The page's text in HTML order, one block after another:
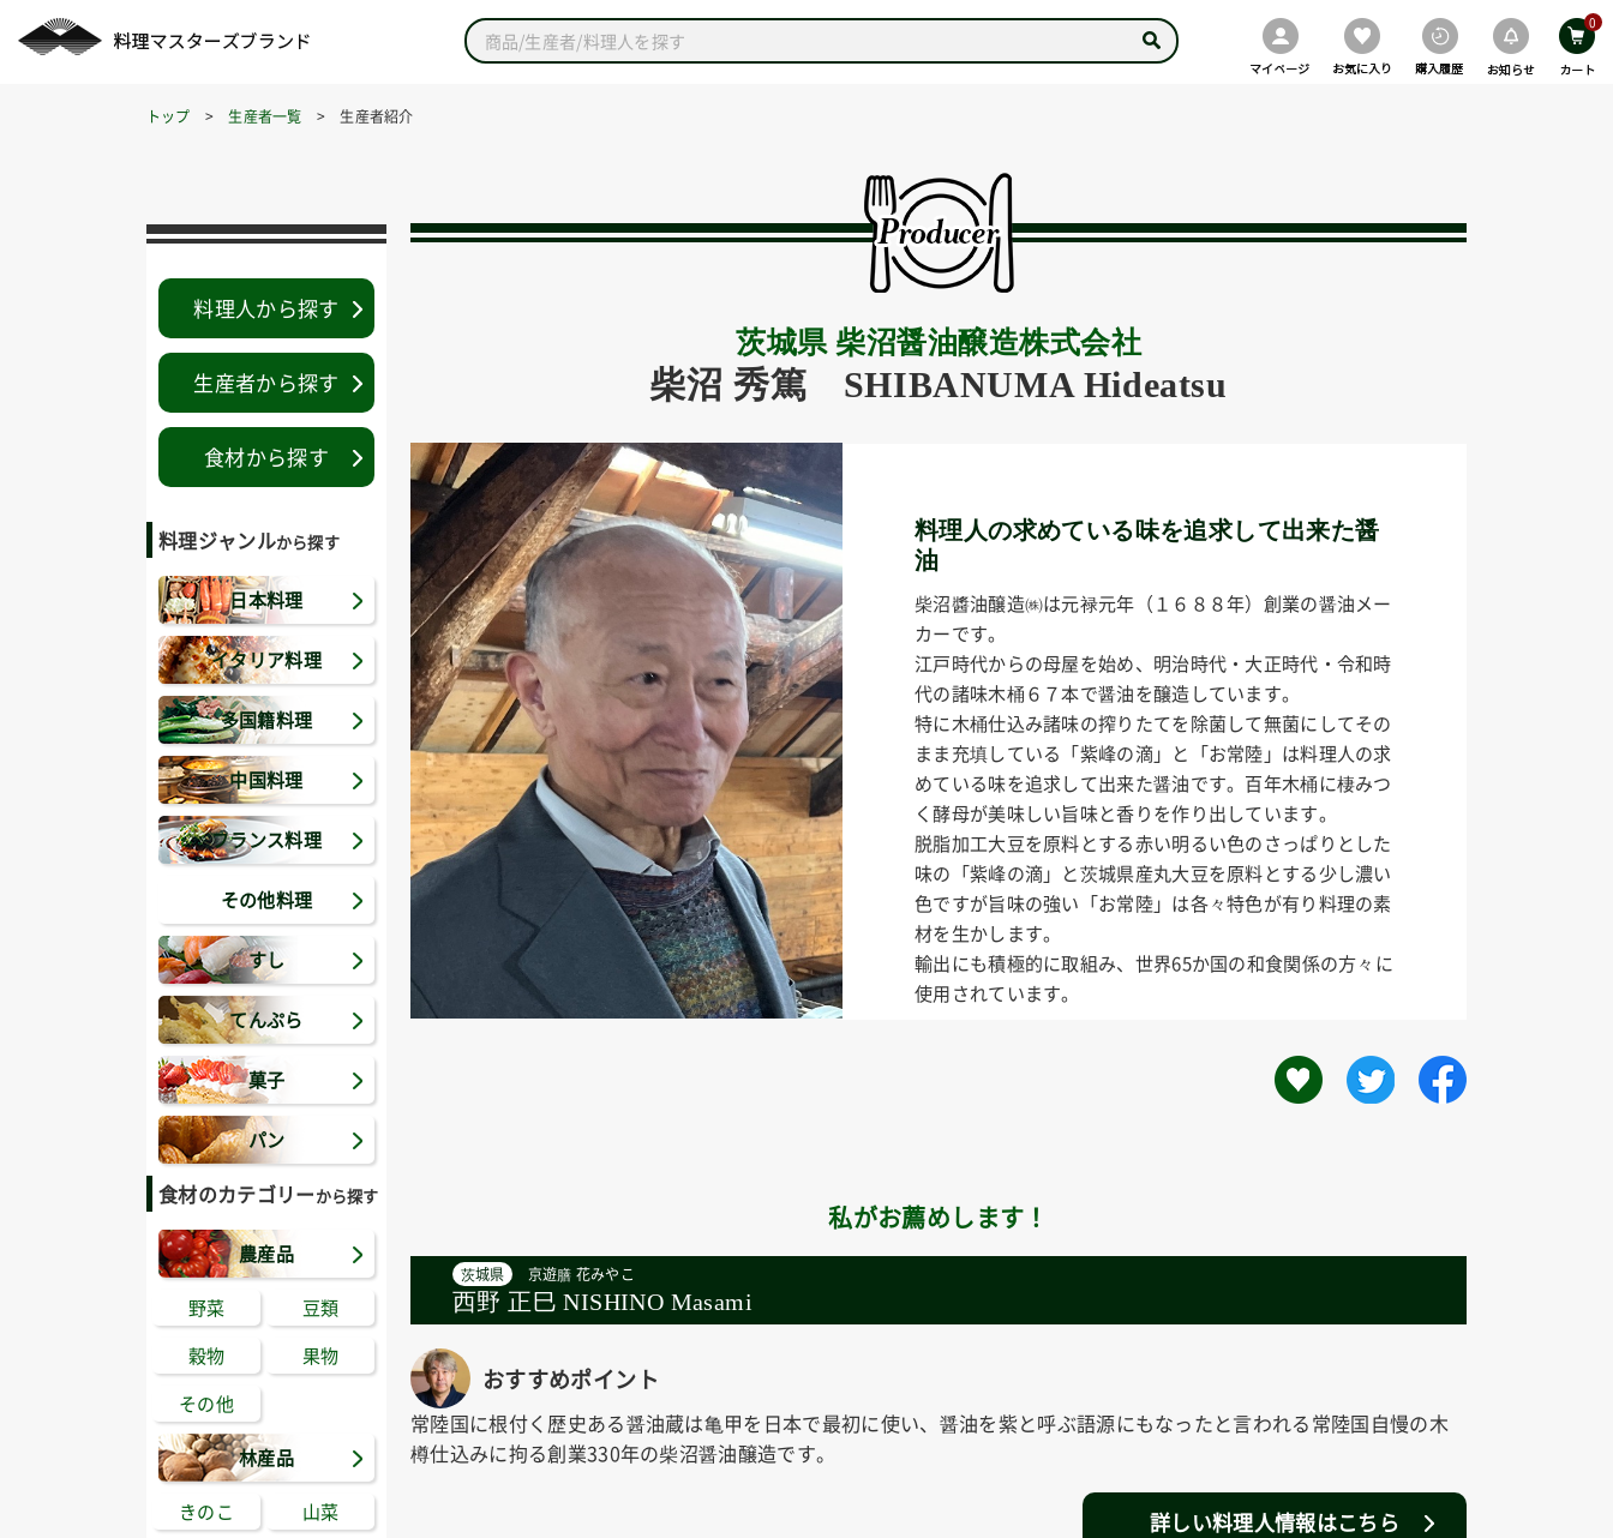
0
トップ > 生産者一覧 > 生産者紹介
料理人から探す
生産者から探す
食材から探す
料理ジャンルから探す
日本料理
イタリア料理
多国籍料理
中国料理
フランス料理
その他料理
すし
てんぷら
菓子
パン
食材のカテゴリーから探す
農産品
野菜
豆類
穀物
果物
その他
林産品
きのこ
山菜
茨城県 柴沼醤油醸造株式会社
柴沼 秀篤 SHIBANUMA Hideatsu
料理人の求めている味を追求して出来た醤
油
柴沼醬油醸造㈱は元禄元年（１６８８年）創業の醤油メー
カーです。
江戸時代からの母屋を始め、明治時代・大正時代・令和時
代の諸味木桶６７本で醤油を醸造しています。
特に木桶仕込み諸味の搾りたてを除菌して無菌にしてその
まま充填している「紫峰の滴」と「お常陸」は料理人の求
めている味を追求して出来た醤油です。百年木桶に棲みつ
く酵母が美味しい旨味と香りを作り出しています。
脱脂加工大豆を原料とする赤い明るい色のさっぱりとした
味の「紫峰の滴」と茨城県産丸大豆を原料とする少し濃い
色ですが旨味の強い「お常陸」は各々特色が有り料理の素
材を生かします。
輸出にも積極的に取組み、世界65か国の和食関係の方々に
使用されています。
私がお薦めします！
茨城県 京遊膳 花みやこ
西野 正巳 NISHINO Masami
おすすめポイント
常陸国に根付く歴史ある醤油蔵は亀甲を日本で最初に使い、醤油を紫と呼ぶ語源にもなったと言われる常陸国自慢の木
樽仕込みに拘る創業330年の柴沼醤油醸造です。
詳しい料理人情報はこちら